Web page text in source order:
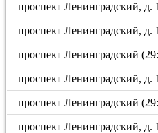
проспект Ленинградский, д.
проспект Ленинградский, д.
проспект Ленинградский
проспект Ленинградский, д.
проспект Ленинградский
проспект Ленинградский, д.